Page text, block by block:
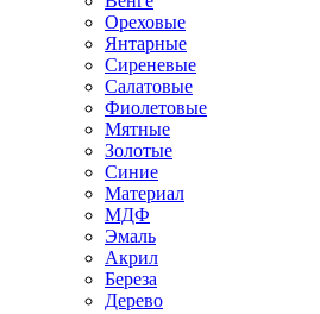
Ореховые
Янтарные
Сиреневые
Салатовые
Фиолетовые
Мятные
Золотые
Синие
Материал
МДФ
Эмаль
Акрил
Береза
Дерево